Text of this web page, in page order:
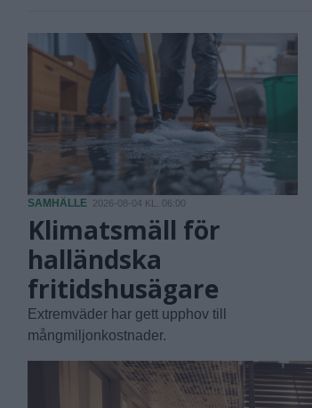
SAMHÄLLE 2026-08-04 KL. 06:00
Klimatsmäll för
halländska
fritidshusägare
Extremväder har gett upphov till
mångmiljonkostnader.